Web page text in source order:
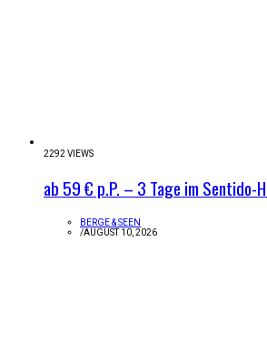
2292 VIEWS
ab 59 € p.P. – 3 Tage im Sentido-
BERGE & SEEN
/AUGUST 10, 2026